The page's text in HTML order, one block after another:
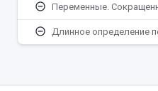
remove_circle_outline Переменные.
remove_circle_outline Длинное определение